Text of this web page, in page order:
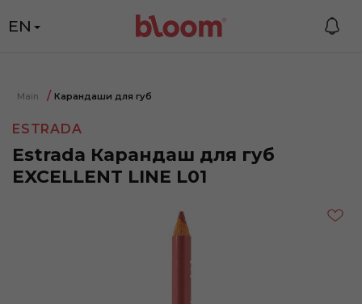
EN
Main Карандаши для губ
ESTRADA
Estrada Карандаш для губ
EXCELLENT LINE L01